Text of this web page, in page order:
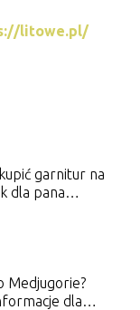
litowe.pl/
garnitur na
dla pana
Medjugorie?
dla